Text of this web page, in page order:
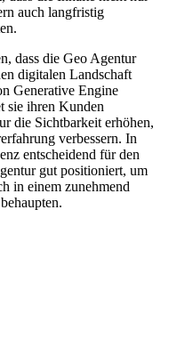
auch langfristig
dass die Geo Agentur
digitalen Landschaft
Generative Engine
sie ihren Kunden
die Sichtbarkeit erhöhen,
verbessern. In
entscheidend für den
gut positioniert, um
in einem zunehmend